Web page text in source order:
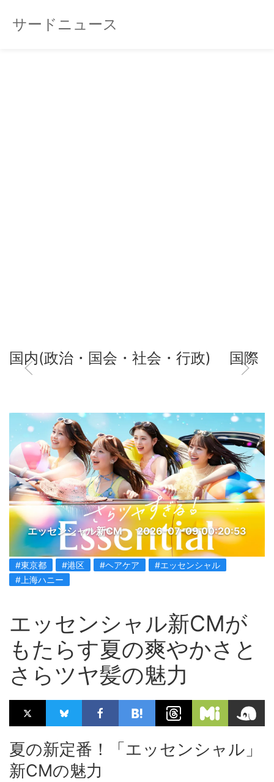
サードニュース
国内(政治・国会・社会・行政) 国際
エッセンシャル新CM 2026-07-09 00:20:53
#東京都 #港区 #ヘアケア
#エッセンシャル
#上海ハニー
エッセンシャル新CMが
もたらす夏の爽やかさと
さらツヤ髪の魅力
夏の新定番！「エッセンシャル」
新CMの魅力